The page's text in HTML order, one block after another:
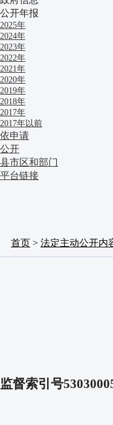
公开年报
2025年
2024年
2023年
2022年
2021年
2020年
2019年
2018年
2017年
2017年以前
依申请
公开
县市区和部门
平台链接
首页 > 法定主动公开内
监督索引号